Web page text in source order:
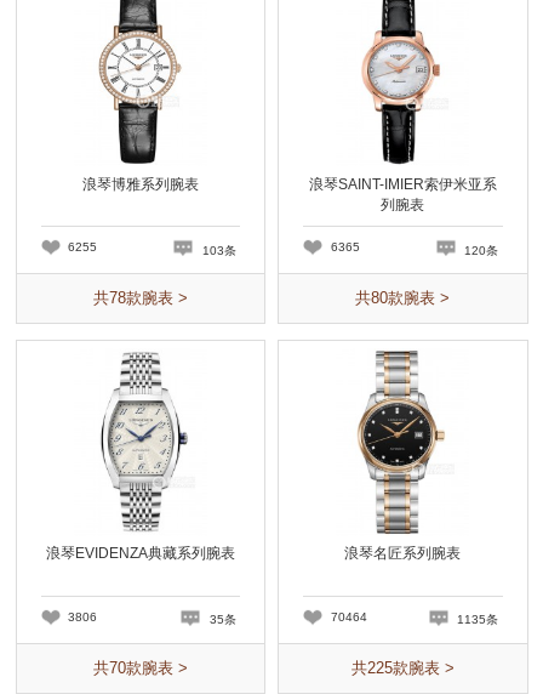
浪琴博雅系列腕表
6255 103条
共78款腕表 >
浪琴SAINT-IMIER索伊米亚系
列腕表
6365 120条
共80款腕表 >
浪琴EVIDENZA典藏系列腕表
3806 35条
共70款腕表 >
浪琴名匠系列腕表
70464 1135条
共225款腕表 >